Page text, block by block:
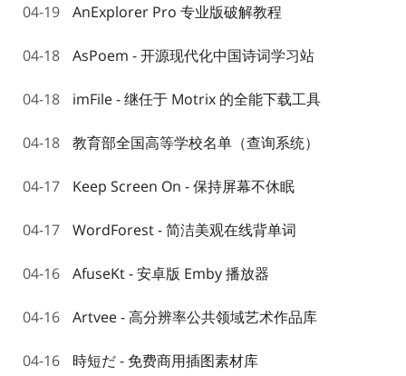
04-19 AnExplorer Pro 专业版破解教程
04-18 AsPoem - 开源现代化中国诗词学习站
04-18 imFile - 继任于 Motrix 的全能下载工具
04-18 教育部全国高等学校名单（查询系统）
04-17 Keep Screen On - 保持屏幕不休眠
04-17 WordForest - 简洁美观在线背单词
04-16 AfuseKt - 安卓版 Emby 播放器
04-16 Artvee - 高分辨率公共领域艺术作品库
04-16 時短だ - 免费商用插图素材库